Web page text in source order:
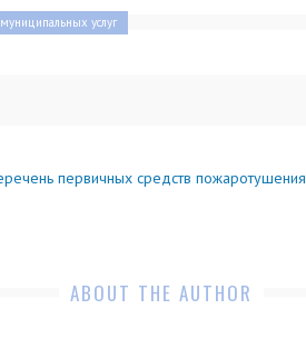
услуг
первичных средств пожаротушения
ABOUT THE AUTHOR